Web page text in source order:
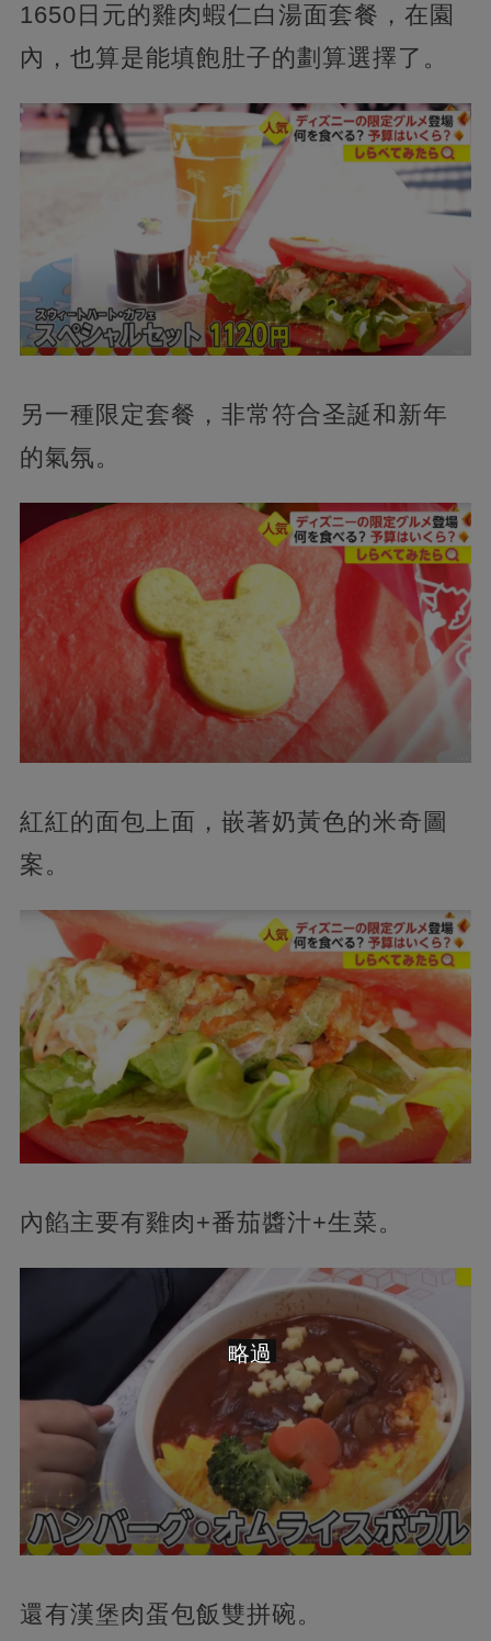
1650日元的雞肉蝦仁白湯面套餐，在園
內，也算是能填飽肚子的劃算選擇了。
另一種限定套餐，非常符合圣誕和新年
的氣氛。
紅紅的面包上面，嵌著奶黃色的米奇圖
案。
內餡主要有雞肉+番茄醬汁+生菜。
還有漢堡肉蛋包飯雙拼碗。
略過